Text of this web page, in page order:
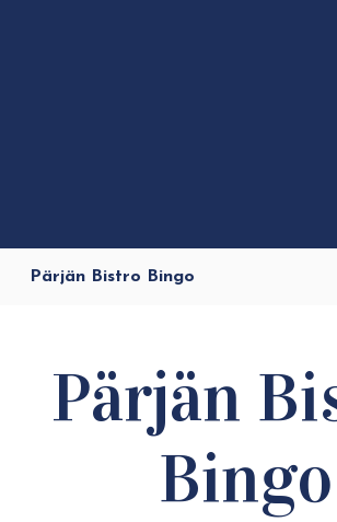
Pärjän Bistro Bingo
Pärjän
Bingo